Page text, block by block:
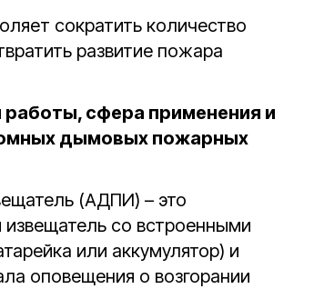
сократить количество
развитие пожара
работы, сфера применения и
дымовых пожарных
(АДПИ) – это
со встроенными
или аккумулятор) и
оповещения о возгорании